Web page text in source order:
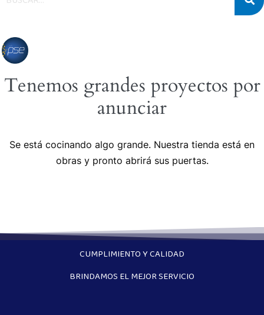
Tenemos grandes proyectos por
anunciar
Se está cocinando algo grande. Nuestra tienda está en
obras y pronto abrirá sus puertas.
CUMPLIMIENTO Y CALIDAD
BRINDAMOS EL MEJOR SERVICIO